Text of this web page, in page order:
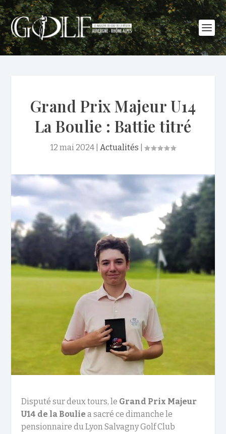
Grand Prix Majeur U14
La Boulie : Battie titré
12 mai 2024 Actualités
Disputé sur deux tours, le Grand Prix Majeur
U14 de la Boulie a sacré ce dimanche le
pensionnaire du Lyon Salvagny Golf Club